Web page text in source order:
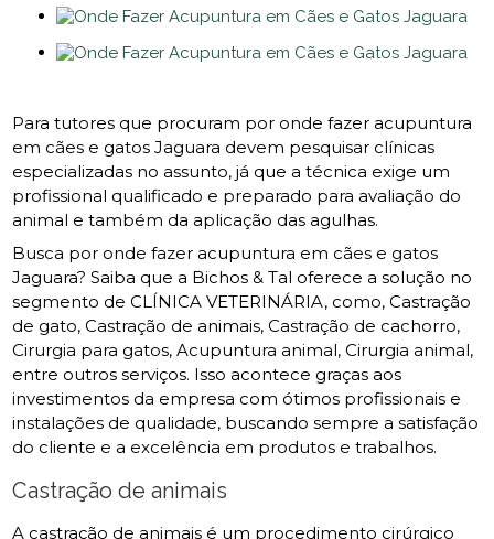
Para tutores que procuram por onde fazer acupuntura
em cães e gatos Jaguara devem pesquisar clínicas
especializadas no assunto, já que a técnica exige um
profissional qualificado e preparado para avaliação do
animal e também da aplicação das agulhas.
Busca por onde fazer acupuntura em cães e gatos
Jaguara? Saiba que a Bichos & Tal oferece a solução no
segmento de CLÍNICA VETERINÁRIA, como, Castração
de gato, Castração de animais, Castração de cachorro,
Cirurgia para gatos, Acupuntura animal, Cirurgia animal,
entre outros serviços. Isso acontece graças aos
investimentos da empresa com ótimos profissionais e
instalações de qualidade, buscando sempre a satisfação
do cliente e a excelência em produtos e trabalhos.
Castração de animais
A castração de animais é um procedimento cirúrgico